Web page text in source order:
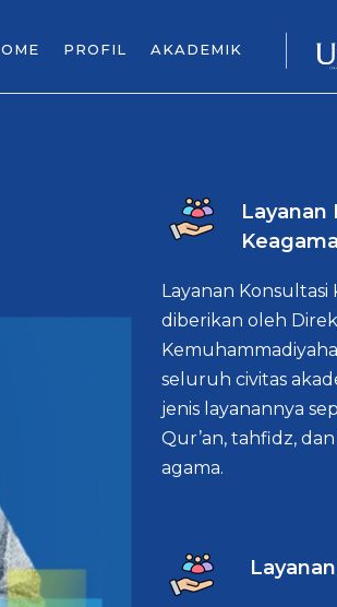
PROFIL AKADEMIK
Layanan
Layanan Konsultasi
diberikan oleh
seluruh civitas
jenis layanannya
Qur’an, tahfidz,
agama.